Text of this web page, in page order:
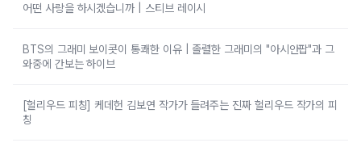
어떤 사랑을 하시겠습니까 | 스티브 레이시
BTS의 그래미 보이콧이 통쾌한 이유 | 졸렬한 그래미의 "아시안팝"과 그
와중에 간보는 하이브
[헐리우드 피칭] 케데헌 김보연 작가가 들려주는 진짜 헐리우드 작가의 피
칭